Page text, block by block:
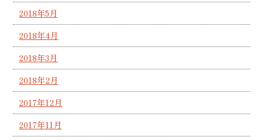
2018年5月
2018年4月
2018年3月
2018年2月
2017年12月
2017年11月